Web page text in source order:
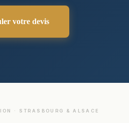
votre devis
· STRASBOURG & ALSACE